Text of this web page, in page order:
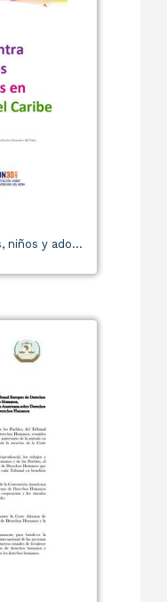
niños y ado...